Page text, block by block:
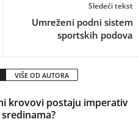
Sledeći tekst
Umreženi podni sistem
sportskih podova
VIŠE OD AUTORA
krovovi postaju imperativ